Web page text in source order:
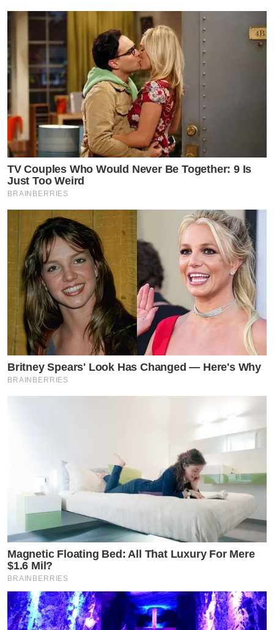
TV Couples Who Would Never Be Together: 9 Is
Just Too Weird
BRAINBERRIES
Britney Spears' Look Has Changed — Here's Why
BRAINBERRIES
Magnetic Floating Bed: All That Luxury For Mere
$1.6 Mil?
BRAINBERRIES